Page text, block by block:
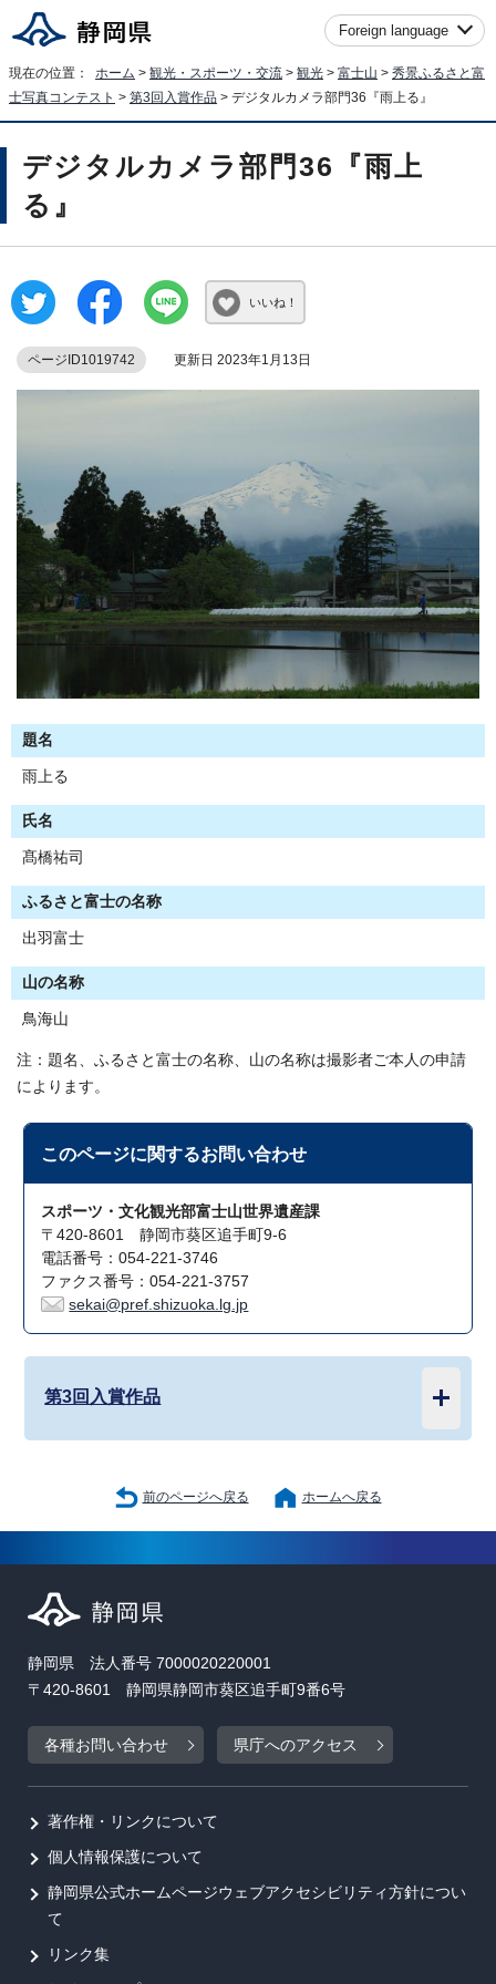
Foreign language
現在の位置： ホーム > 観光・スポーツ・交流 > 観光 > 富士山 > 秀景ふるさと富
士写真コンテスト > 第3回入賞作品 > デジタルカメラ部門36『雨上る』
デジタルカメラ部門36『雨上
る』
いいね！
ページID1019742 更新日 2023年1月13日
題名
雨上る
氏名
髙橋祐司
ふるさと富士の名称
出羽富士
山の名称
鳥海山
注：題名、ふるさと富士の名称、山の名称は撮影者ご本人の申請
によります。
このページに関するお問い合わせ
スポーツ・文化観光部富士山世界遺産課
〒420-8601 静岡市葵区追手町9-6
電話番号：054-221-3746
ファクス番号：054-221-3757
sekai@pref.shizuoka.lg.jp
第3回入賞作品
前のページへ戻る ホームへ戻る
静岡県 法人番号 7000020220001
〒420-8601 静岡県静岡市葵区追手町9番6号
各種お問い合わせ 県庁へのアクセス
著作権・リンクについて
個人情報保護について
静岡県公式ホームページウェブアクセシビリティ方針につい
て
リンク集